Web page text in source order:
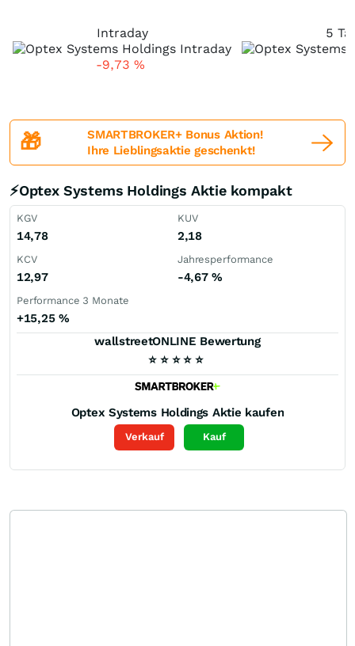
Intraday
-9,73 %
5
🎁
SMARTBROKER+ Bonus Aktion!
Ihre Lieblingsaktie geschenkt!
⚡Optex Systems Holdings Aktie kompakt
KGV
14,78
KUV
2,18
KCV
12,97
Jahresperformance
-4,67%
Performance 3 Monate
+15,25 %
wallstreetONLINE Bewertung
⭐ ⭐ ⭐ ⭐ ⭐
Optex Systems Holdings Aktie kaufen
Verkauf Kauf